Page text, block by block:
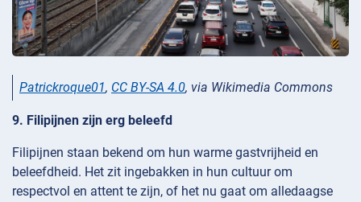
Patrickroque01, CC BY-SA 4.0, via Wikimedia Commons
9. Filipijnen zijn erg beleefd
Filipijnen staan bekend om hun warme gastvrijheid en
beleefdheid. Het zit ingebakken in hun cultuur om
respectvol en attent te zijn, of het nu gaat om alledaagse